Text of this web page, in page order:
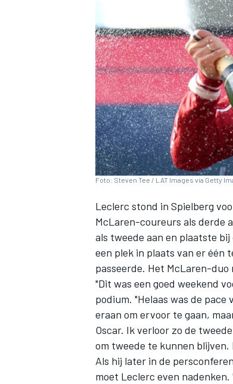
INDYCAR
WEC DTM
Foto: Steven Tee / LAT Images via Getty
Leclerc stond in Spielberg
McLaren-coureurs als derde
als tweede aan en plaatste
een plek in plaats van er één
passeerde. Het McLaren-duo
"Dit was een goed weekend
podium. "Helaas was de
eraan om ervoor te gaan,
Oscar. Ik verloor zo de
om tweede te kunnen blijven.
Als hij later in de
moet Leclerc even